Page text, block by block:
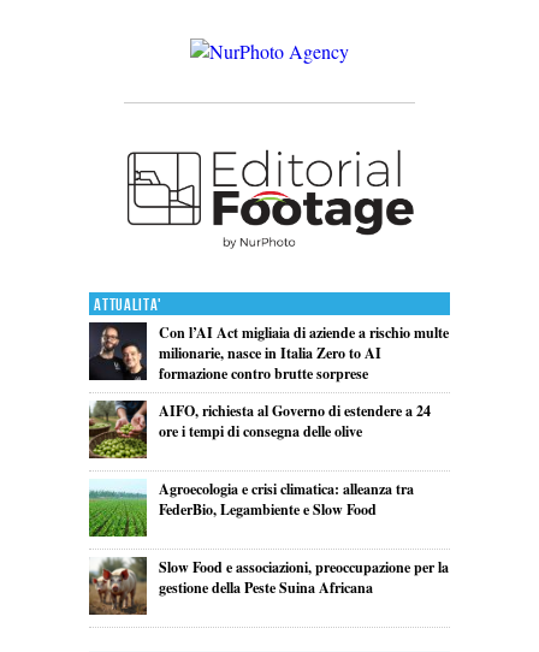
Attualita'
Con l’AI Act migliaia di aziende a rischio multe
milionarie, nasce in Italia Zero to AI
formazione contro brutte sorprese
AIFO, richiesta al Governo di estendere a 24
ore i tempi di consegna delle olive
Agroecologia e crisi climatica: alleanza tra
FederBio, Legambiente e Slow Food
Slow Food e associazioni, preoccupazione per la
gestione della Peste Suina Africana